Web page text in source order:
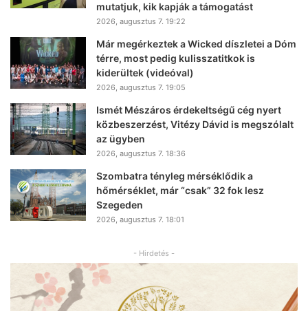
mutatjuk, kik kapják a támogatást
2026, augusztus 7. 19:22
Már megérkeztek a Wicked díszletei a Dóm
térre, most pedig kulisszatitkok is
kiderültek (videóval)
2026, augusztus 7. 19:05
Ismét Mészáros érdekeltségű cég nyert
közbeszerzést, Vitézy Dávid is megszólalt
az ügyben
2026, augusztus 7. 18:36
Szombatra tényleg mérséklődik a
hőmérséklet, már “csak” 32 fok lesz
Szegeden
2026, augusztus 7. 18:01
- Hirdetés -